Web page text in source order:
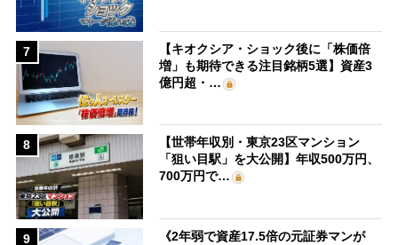
7
【キオクシア・ショック後に「株価倍
増」も期待できる注目銘柄5選】資産3
億円超・…
8
【世帯年収別・東京23区マンション
「狙い目駅」を大公開】年収500万円、
700万円で…
9
《2年弱で資産17.5倍の元証券マンが